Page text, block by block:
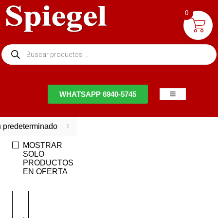
WHATSAPP 6940-5745
predeterminado
MOSTRAR
SOLO
PRODUCTOS
EN OFERTA
0